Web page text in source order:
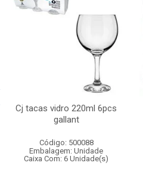
Cj tacas vidro 220ml 6pcs
gallant
Código: 500088
Embalagem: Unidade
Caixa Com: 6 Unidade(s)